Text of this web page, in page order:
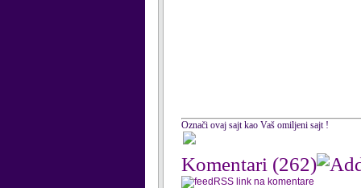
Označi ovaj sajt kao Vaš omiljeni sajt !
Komentari (262)
RSS link na komentare